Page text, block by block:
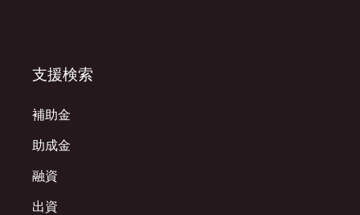
支援検索
補助金
助成金
融資
出資